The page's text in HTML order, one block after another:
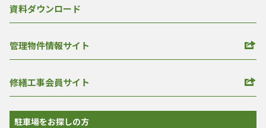
資料ダウンロード
管理物件情報サイト
修繕工事会員サイト
駐車場をお探しの方